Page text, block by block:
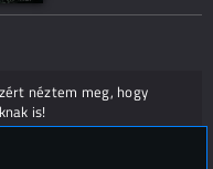
néztem meg, hogy
is!